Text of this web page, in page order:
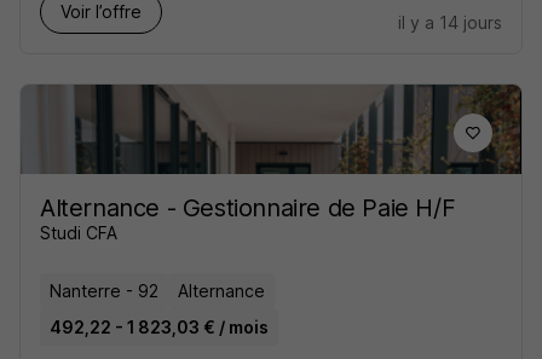
Voir l’offre
il y a 14 jours
Alternance - Gestionnaire de Paie H/F
Studi CFA
Nanterre - 92
Alternance
492,22 - 1 823,03 € / mois